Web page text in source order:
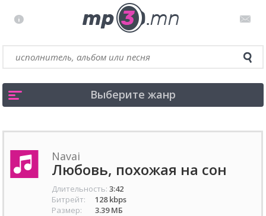
Выберите жанр
Navai
Любовь, похожая на сон
Длительность: 3:42
Битрейт:
128 kbps
Размер:
3.39 МБ